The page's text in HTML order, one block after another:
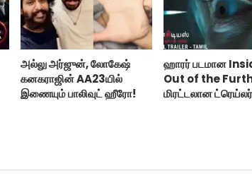
அல்லு அர்ஜுன், லோகேஷ்
கனகராஜின் AA23யில்
இணையும் பாலிவுட் ஹீரோ!
ஹாரர் படமான
Out of the
மிரட்டலான